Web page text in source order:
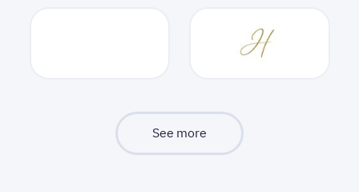
See more